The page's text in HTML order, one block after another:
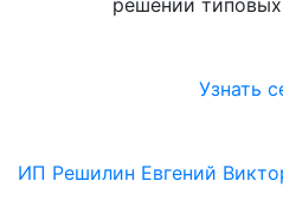
решении типовых
Узнать
ИП Решилин Евгений